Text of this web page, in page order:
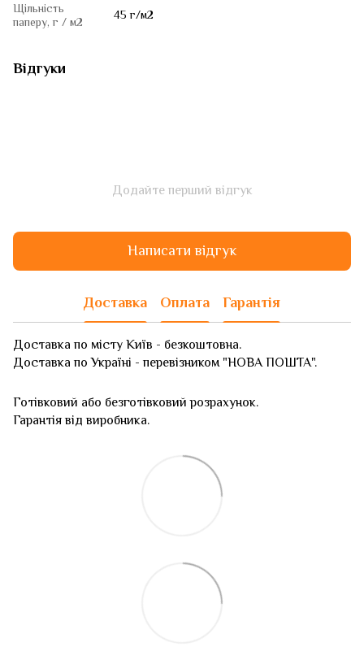
Щільність
паперу, г / м2
45 г/м2
Відгуки
Додайте перший відгук
Написати відгук
Доставка Оплата Гарантія
Доставка по місту Київ - безкоштовна.
Доставка по Україні - перевізником "НОВА ПОШТА".
Готівковий або безготівковий розрахунок.
Гарантія від виробника.